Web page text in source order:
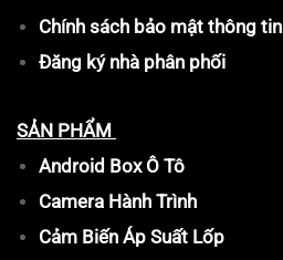
Chính sách bảo mật thông tin
Đăng ký nhà phân phối
SẢN PHẨM
Android Box Ô Tô
Camera Hành Trình
Cảm Biến Áp Suất Lốp